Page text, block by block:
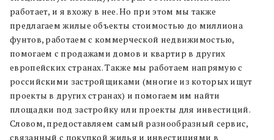
работает, и я вхожу в нее. Но при этом мы также
предлагаем жилые объекты стоимостью до миллиона
фунтов, работаем с коммерческой недвижимостью,
помогаем с продажами домов и квартир в других
европейских странах. Также мы работаем напрямую с
российскими застройщиками (многие из которых ищут
проекты в других странах) и помогаем им найти
площадки под застройку или проекты для инвестиций.
Словом, предоставляем самый разнообразный сервис,
связанный с покупкой жилья и инвестициями в